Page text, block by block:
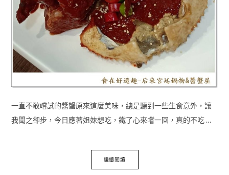
一直不敢嚐試的醬蟹原來這麼美味，總是聽到一些生食意外，讓
我聞之卻步，今日應著姐妹想吃，鐵了心來嚐一回，真的不吃 …
繼續閱讀